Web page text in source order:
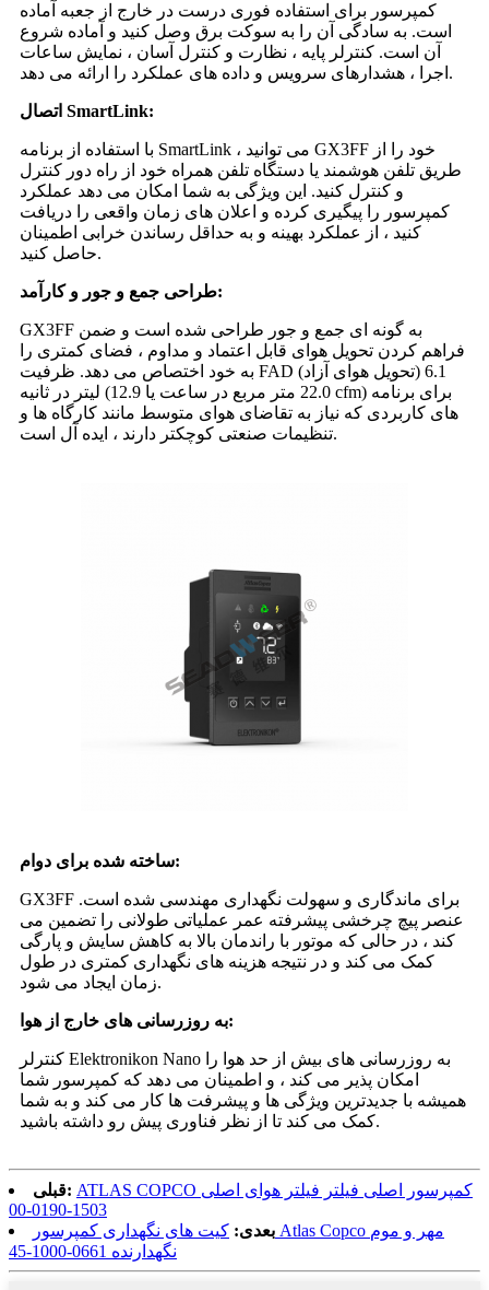
کمپرسور برای استفاده فوری درست در خارج از جعبه آماده
است. به سادگی آن را به سوکت برق وصل کنید و آماده شروع
آن است. کنترلر پایه ، نظارت و کنترل آسان ، نمایش ساعات
اجرا ، هشدارهای سرویس و داده های عملکرد را ارائه می دهد.
اتصال SmartLink:
با استفاده از برنامه SmartLink ، می توانید GX3FF خود را از
طریق تلفن هوشمند یا دستگاه تلفن همراه خود از راه دور کنترل
و کنترل کنید. این ویژگی به شما امکان می دهد عملکرد
کمپرسور را پیگیری کرده و اعلان های زمان واقعی را دریافت
کنید ، از عملکرد بهینه و به حداقل رساندن خرابی اطمینان
حاصل کنید.
طراحی جمع و جور و کارآمد:
GX3FF به گونه ای جمع و جور طراحی شده است و ضمن
فراهم کردن تحویل هوای قابل اعتماد و مداوم ، فضای کمتری را
به خود اختصاص می دهد. ظرفیت FAD (تحویل هوای آزاد) 6.1
لیتر در ثانیه (22.0 متر مربع در ساعت یا 12.9 cfm) برای برنامه
های کاربردی که نیاز به تقاضای هوای متوسط ​​مانند کارگاه ها و
تنظیمات صنعتی کوچکتر دارند ، ایده آل است.
ساخته شده برای دوام:
GX3FF برای ماندگاری و سهولت نگهداری مهندسی شده است.
عنصر پیچ چرخشی پیشرفته عمر عملیاتی طولانی را تضمین می
کند ، در حالی که موتور با راندمان بالا به کاهش سایش و پارگی
کمک می کند و در نتیجه هزینه های نگهداری کمتری در طول
زمان ایجاد می شود.
به روزرسانی های خارج از هوا:
کنترلر Elektronikon Nano به روزرسانی های بیش از حد هوا را
امکان پذیر می کند ، و اطمینان می دهد که کمپرسور شما
همیشه با جدیدترین ویژگی ها و پیشرفت ها کار می کند و به شما
کمک می کند تا از نظر فناوری پیش رو داشته باشید.
قبلی: ATLAS COPCO کمپرسور اصلی فیلتر فیلتر هوای اصلی
1503-0190-00
بعدی: کیت های نگهداری کمپرسور Atlas Copco مهر و موم
نگهدارنده 0661-1000-45